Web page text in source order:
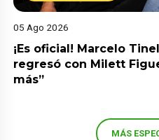
05 Ago 2026
¡Es oficial! Marcelo
regresó con Milett
más”
MÁS